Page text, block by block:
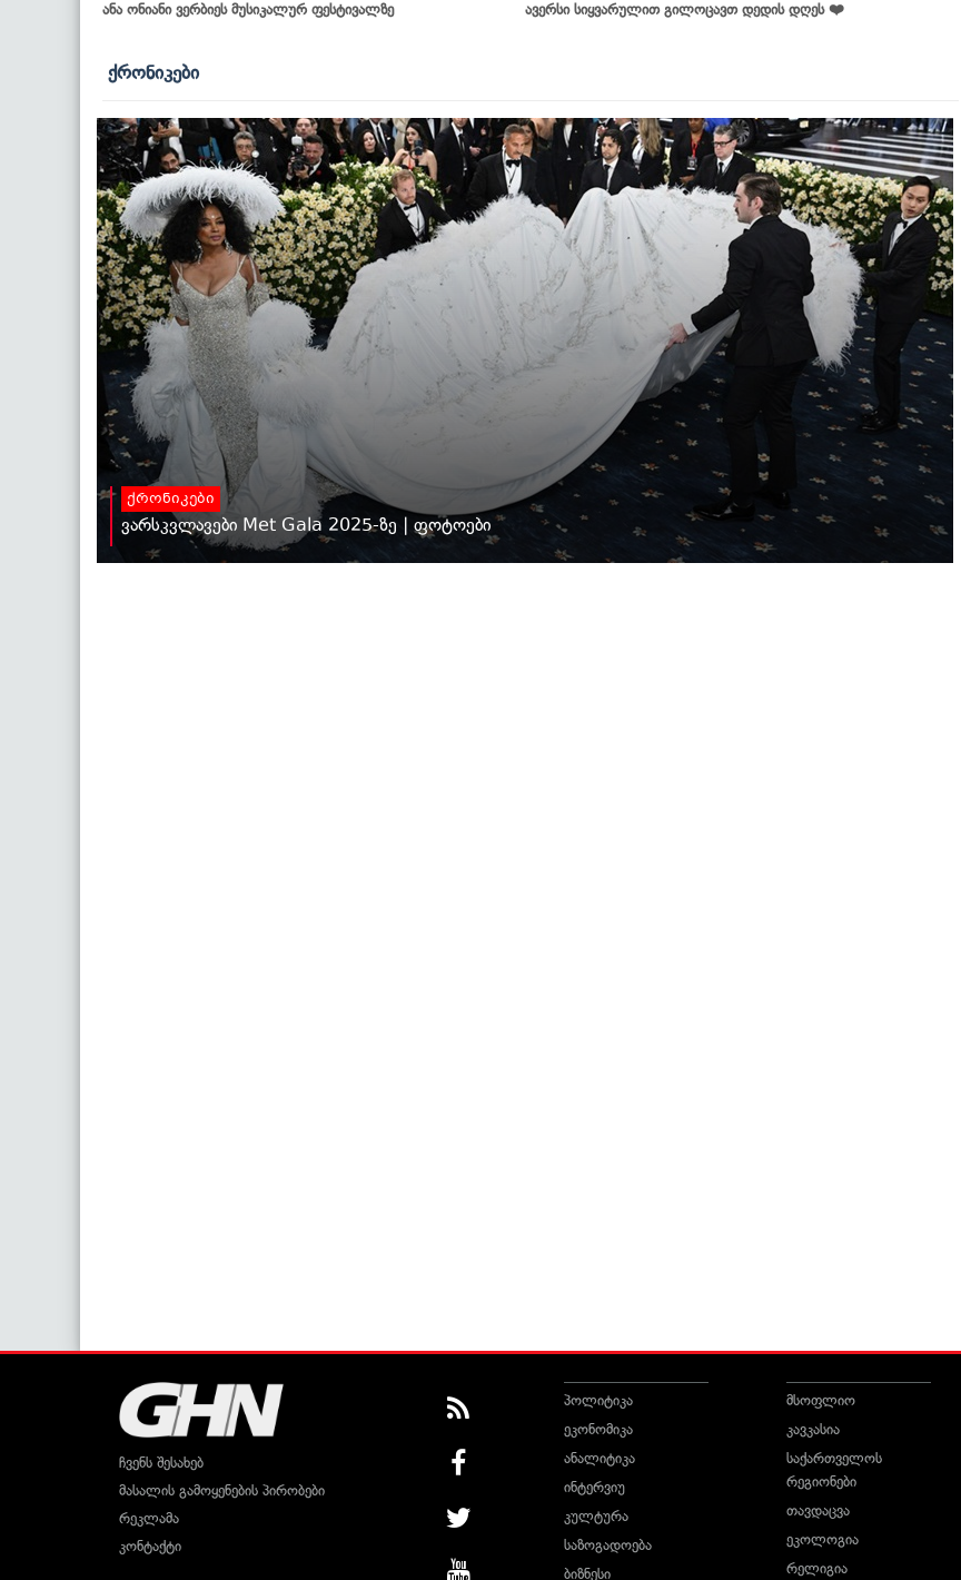
ანა ონიანი ვერბიეს მუსიკალურ ფესტივალზე ავერსი სიყვარულით გილოცავთ დედის დღეს ❤️
ქრონიკები
ქრონიკები
ვარსკვლავები Met Gala 2025-ზე | ფოტოები
ჩვენს შესახებ
მასალის გამოყენების პირობები
რეკლამა
კონტაქტი
პოლიტიკა
ეკონომიკა
ანალიტიკა
ინტერვიუ
კულტურა
საზოგადოება
ბიზნესი
მსოფლიო
კავკასია
საქართველოს
რეგიონები
თავდაცვა
ეკოლოგია
რელიგია